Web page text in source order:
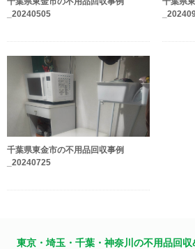
_20240505
千葉県東金市の不用品回収事例
_20240725
東京・埼玉・千葉・神奈川の不用品回収